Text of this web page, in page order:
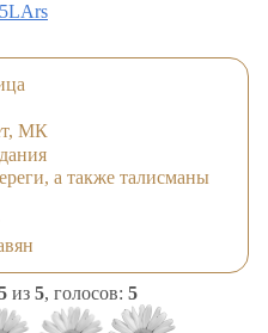
МК
а также талисманы
из 5, голосов: 5